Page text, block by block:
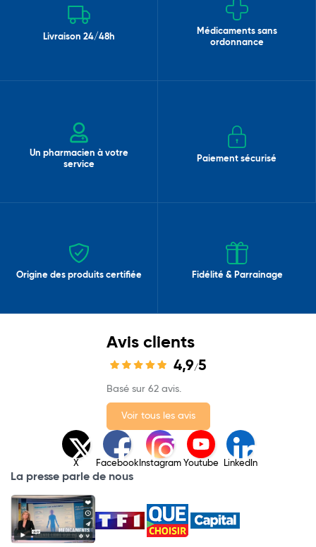
Livraison 24/48h
Médicaments sans
ordonnance
Un pharmacien à votre
service
Paiement sécurisé
Origine des produits certifiée Fidélité & Parrainage
Avis clients
4,9/5
Basé sur 62 avis.
Voir tous les avis
X Facebook Instagram Youtube LinkedIn
La presse parle de nous